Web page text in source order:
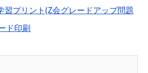
習プリント(Z会グレードアップ問題
ド印刷